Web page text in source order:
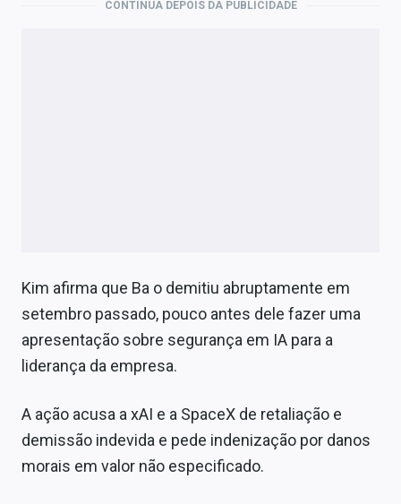
CONTINUA DEPOIS DA PUBLICIDADE
Kim afirma que Ba o demitiu abruptamente em
setembro passado, pouco antes dele fazer uma
apresentação sobre segurança em IA para a
liderança da empresa.
A ação acusa a xAI e a SpaceX de retaliação e
demissão indevida e pede indenização por danos
morais em valor não especificado.